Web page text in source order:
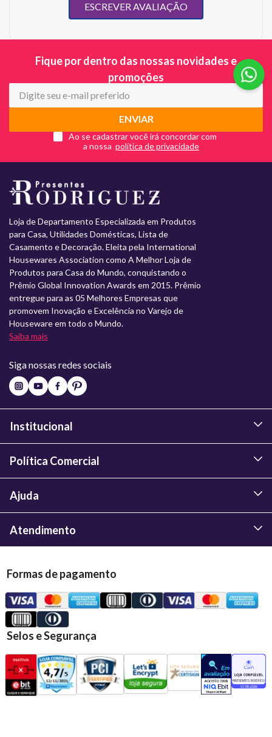
ESCREVER AVALIAÇÃO
Fique por dentro das nossas novidades e
promoções
ENVIAR
Ao se cadastrar você irá concordar com
a nossa
Loja de Departamento Especializada em Produtos
para Casa, Utilidades Domésticas, Lista de
Casamento e Decoração. Eleita pela International
Housewares Association como A Melhor Loja de
Produtos para Casa do Mundo, conquistando o
Prêmio Global Innovation Awards em 2015. Prêmio
entregue para as 05 Melhores Empresas que
promovem Inovação e Excelência no Varejo de
Houseware em todo o Mundo.
Saiba mais
Siga nossas redes sociais
Institucional
Política Comercial
Ajuda
Atendimento
Formas de pagamento
Selos e Segurança